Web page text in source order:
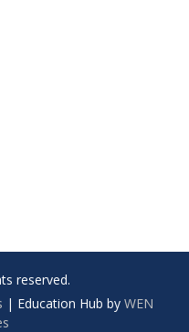
reserved.
| Education Hub by WEN